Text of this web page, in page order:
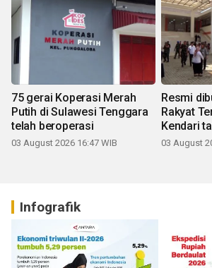
75 gerai Koperasi Merah
Putih di Sulawesi Tenggara
telah beroperasi
03 August 2026 16:47 WIB
Resmi
Rakyat
Kendari
03 August
Infografik